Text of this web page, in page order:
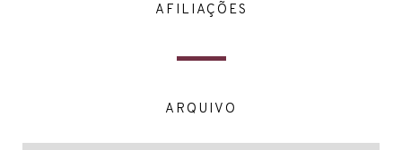
AFILIAÇÕES
ARQUIVO